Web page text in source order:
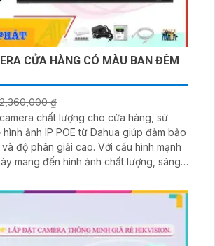
CỬA HÀNG CÓ MÀU BAN ĐÊM
₫
chất lượng cho cửa hàng, sử
ảnh IP POE từ Dahua giúp đảm bảo
giải cao. Với cấu hình mạnh
mang đến hình ảnh chất lượng, sáng
đẹp mắt, phản ánh sự chuyên nghiệp
hàng